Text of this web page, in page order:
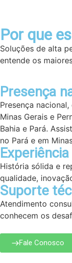
Por que
Soluções de alta
entende os
Presença
Presença
Minas Gerais e
Bahia e Pará.
no Pará e em
História sólida e
qualidade,
Suporte
Atendimento
conhecem os
Fale Conosco